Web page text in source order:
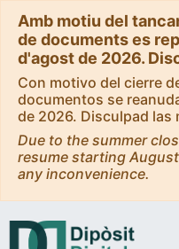
Amb motiu del
de documents es
d'agost de 2026.
Con motivo del cierre
documentos se
de 2026. Disculpad las
Due to the summer
resume starting
any inconvenience.